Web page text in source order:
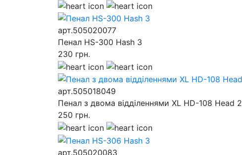
арт.505020077
Пенал HS-300 Hash 3
230 грн.
арт.505018049
Пенал з двома відділеннями XL HD-108 Head 2
250 грн.
арт.505020083